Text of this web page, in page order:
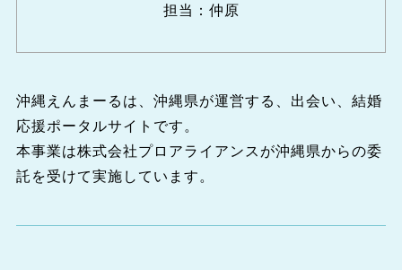
担当：仲原
沖縄えんまーるは、沖縄県が運営する、出会い、結婚
応援ポータルサイトです。
本事業は株式会社プロアライアンスが沖縄県からの委
託を受けて実施しています。